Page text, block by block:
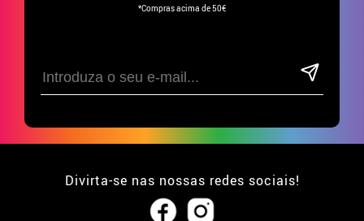
*Compras acima de 50€
Divirta-se nas nossas redes sociais!